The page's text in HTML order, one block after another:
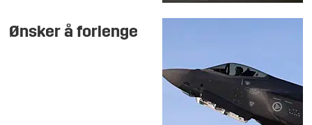
Ønsker å forlenge